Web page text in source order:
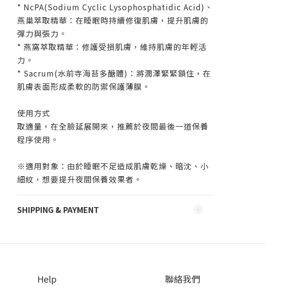
* NcPA(Sodium Cyclic Lysophosphatidic Acid)、
燕巢萃取精華：在睡眠時持續修復肌膚，提升肌膚的
彈力與張力。
* 燕窩萃取精華：修護受損肌膚，維持肌膚的年輕活
力。
* Sacrum(水前寺海苔多醣體)：將潤澤緊緊鎖住，在
肌膚表面形成柔軟的防禦保護薄膜。
使用方式
取適量，在全臉延展開來，推薦於夜間最後一道保養
程序使用。
※適用對象：由於睡眠不足造成肌膚乾燥、暗沈、小
細紋，想要提升夜間保養效果者。
SHIPPING & PAYMENT
Help 聯絡我們